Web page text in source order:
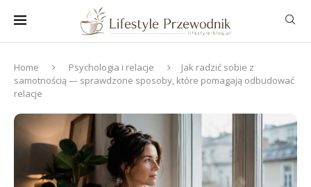
Home Psychologia i relacje
Jak radzić sobie z
samotnością — sprawdzone sposoby, które pomagają odbudować
relacje